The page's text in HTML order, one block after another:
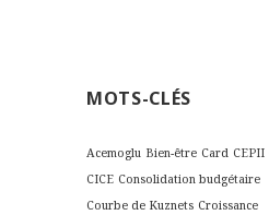
MOTS-CLÉS
Acemoglu Bien-être Card CEPII
CICE Consolidation budgétaire
Courbe de Kuznets Croissance